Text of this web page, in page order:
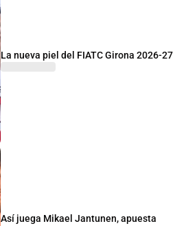
La nueva piel del FIATC Girona 2026-27
Así juega Mikael Jantunen, apuesta